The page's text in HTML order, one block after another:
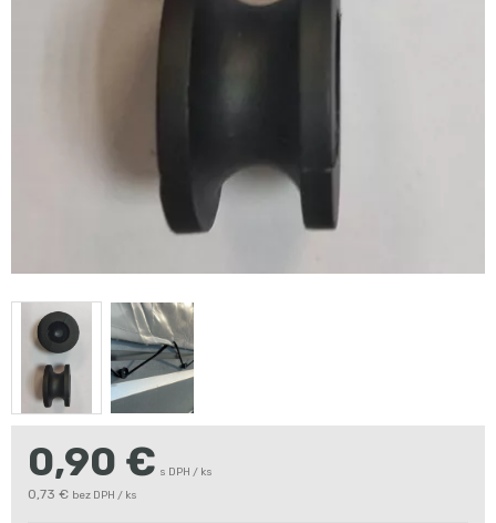
0,90 € s DPH / ks
0,73 € bez DPH / ks